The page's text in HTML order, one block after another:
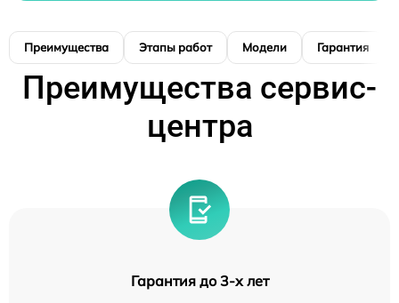
Преимущества Этапы работ Модели Гарантия
Преимущества сервис-
центра
Гарантия до 3-х лет